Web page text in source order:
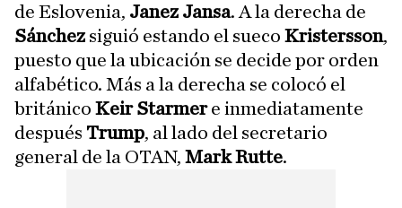
de Eslovenia, Janez Jansa. A la derecha de
Sánchezsiguió estando el sueco Kristersson,
puesto que la ubicación se decide por orden
alfabético. Más a la derecha se colocó el
británico Keir Starmere inmediatamente
después Trump, al lado del secretario
general de la OTAN, Mark Rutte.